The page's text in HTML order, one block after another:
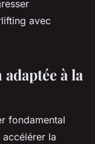
avec
à la
fondamental
la